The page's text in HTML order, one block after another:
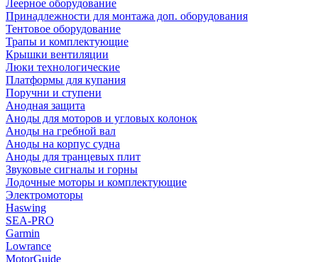
Леерное оборудование
Принадлежности для монтажа доп. оборудования
Тентовое оборудование
Трапы и комплектующие
Крышки вентиляции
Люки технологические
Платформы для купания
Поручни и ступени
Анодная защита
Аноды для моторов и угловых колонок
Аноды на гребной вал
Аноды на корпус судна
Аноды для транцевых плит
Звуковые сигналы и горны
Лодочные моторы и комплектующие
Электромоторы
Haswing
SEA-PRO
Garmin
Lowrance
MotorGuide